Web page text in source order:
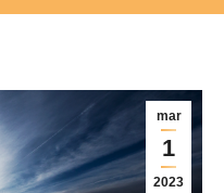
mar
1
2023